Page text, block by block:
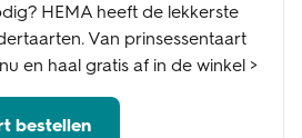
HEMA heeft de lekkerste
Van prinsessentaart
en haal gratis af in de winkel >
bestellen